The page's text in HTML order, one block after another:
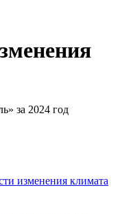
за 2024 год
изменения климата